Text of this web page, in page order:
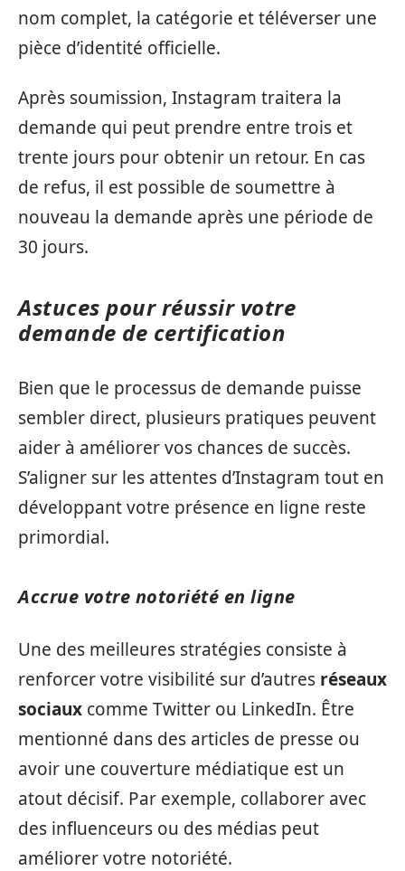
nom complet, la catégorie et téléverser une
pièce d’identité officielle.
Après soumission, Instagram traitera la
demande qui peut prendre entre trois et
trente jours pour obtenir un retour. En cas
de refus, il est possible de soumettre à
nouveau la demande après une période de
30 jours.
Astuces pour réussir votre
demande de certification
Bien que le processus de demande puisse
sembler direct, plusieurs pratiques peuvent
aider à améliorer vos chances de succès.
S’aligner sur les attentes d’Instagram tout en
développant votre présence en ligne reste
primordial.
Accrue votre notoriété en ligne
Une des meilleures stratégies consiste à
renforcer votre visibilité sur d’autres réseaux
sociaux comme Twitter ou LinkedIn. Être
mentionné dans des articles de presse ou
avoir une couverture médiatique est un
atout décisif. Par exemple, collaborer avec
des influenceurs ou des médias peut
améliorer votre notoriété.